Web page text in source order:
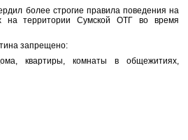
более строгие правила поведения на
на территории Сумской ОТГ во время
запрещено:
квартиры, комнаты в общежитиях,